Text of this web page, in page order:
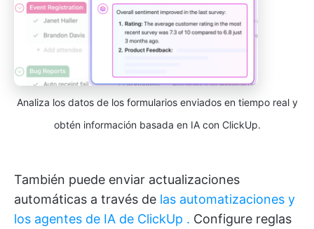
Analiza los datos de los formularios enviados en tiempo real y
obtén información basada en IA con ClickUp.
También puede enviar actualizaciones
automáticas a través de las automatizaciones y
los agentes de IA de ClickUp . Configure reglas